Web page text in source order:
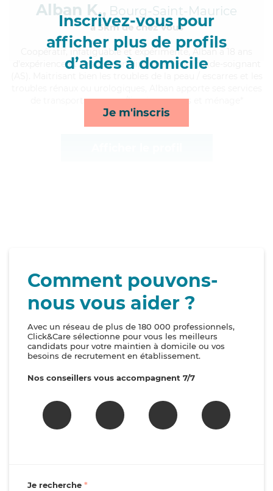
Inscrivez-vous pour
afficher plus de profils
d’aides à domicile
Je m'inscris
Alban K., Bourg-Saint-Maurice
à 5km de chez Vous
, infatiguable et expérimenté, Alban a 18 ans
d'expérience et possède un diplôme d'Etat d'aide-soignant
de transports, courses/livraison, repas et ménage*
Comment pouvons-
nous vous aider ?
Avec un réseau de plus de 180 000 professionnels,
Click&Care sélectionne pour vous les meilleurs
candidats pour votre maintien à domicile ou vos
besoins de recrutement en établissement.
Nos conseillers vous accompagnent 7/7
Je recherche